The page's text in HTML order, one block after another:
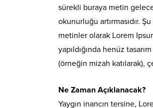
sürekli buraya metin
okunurluğu artırmasıdır.
metinler olarak Lorem
yapıldığında henüz
(örneğin mizah katılarak),
Ne Zaman Açıklanacak?
Yaygın inancın tersine,